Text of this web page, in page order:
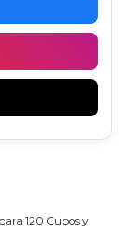
120 Cupos y